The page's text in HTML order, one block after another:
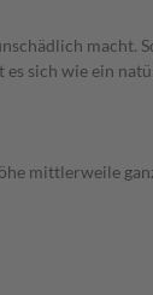
macht.
es sich wie ein
mittlerweile